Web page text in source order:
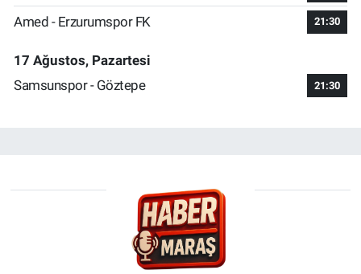
Amed - Erzurumspor FK 21:30
17 Ağustos, Pazartesi
Samsunspor - Göztepe
21:30